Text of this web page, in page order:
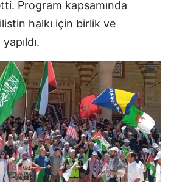
Program kapsamında
halkı için birlik ve